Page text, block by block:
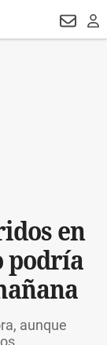
MANUEL
en
podría
aunque